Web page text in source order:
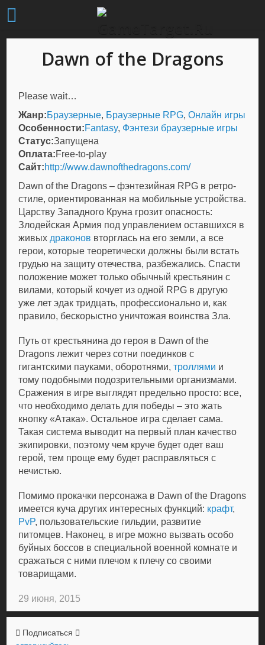
Dawn of the Dragons
Please wait…
Жанр:Браузерные, Браузерные RPG,Онлайн игры
Особенности:Fantasy, Фэнтези браузерные игры
Статус:Запущена
Оплата:Free-to-play
Сайт:http://www.dawnofthedragons.com/
Dawn of the Dragons – фэнтезийная RPG в ретро-
стиле, ориентированная на мобильные устройства.
Царству Западного Круна грозит опасность:
Злодейская Армия под управлением оставшихся в
живых драконов вторглась на его земли, а все
герои, которые теоретически должны были встать
грудью на защиту отечества, разбежались. Спасти
положение может только обычный крестьянин с
вилами, который кочует из одной RPG в другую
уже лет эдак тридцать, профессионально и, как
правило, бескорыстно уничтожая воинства Зла.
Путь от крестьянина до героя в Dawn of the
Dragons лежит через сотни поединков с
гигантскими пауками, оборотнями,троллями и
тому подобными подозрительными организмами.
Сражения в игре выглядят предельно просто: все,
что необходимо делать для победы – это жать
кнопку «Атака». Остальное игра сделает сама.
Такая система выводит на первый план качество
экипировки, поэтому чем круче будет одет ваш
герой, тем проще ему будет расправляться с
нечистью.
Помимо прокачки персонажа в Dawn of the Dragons
имеется куча других интересных функций: крафт,
PvP, пользовательские гильдии, развитие
питомцев. Наконец, в игре можно вызвать особо
буйных боссов в специальной военной комнате и
сражаться с ними плечом к плечу со своими
товарищами.
29 июня, 2015
Подписаться